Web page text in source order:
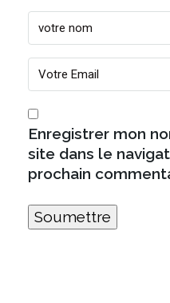
Enregistrer mon
site dans le
prochain